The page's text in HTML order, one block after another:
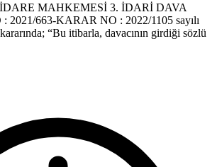
MAHKEMESİ 3. İDARİ DAVA
2021/663-KARAR NO : 2022/1105 sayılı
“Bu itibarla, davacının girdiği sözlü